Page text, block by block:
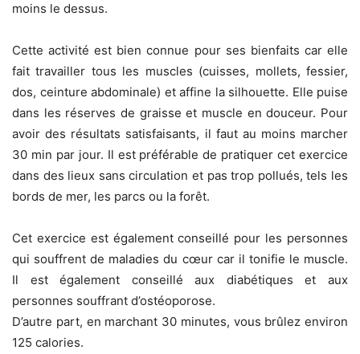
moins le dessus.
Cette activité est bien connue pour ses bienfaits car elle
fait travailler tous les muscles (cuisses, mollets, fessier,
dos, ceinture abdominale) et affine la silhouette. Elle puise
dans les réserves de graisse et muscle en douceur. Pour
avoir des résultats satisfaisants, il faut au moins marcher
30 min par jour. Il est préférable de pratiquer cet exercice
dans des lieux sans circulation et pas trop pollués, tels les
bords de mer, les parcs ou la forêt.
Cet exercice est également conseillé pour les personnes
qui souffrent de maladies du cœur car il tonifie le muscle.
Il est également conseillé aux diabétiques et aux
personnes souffrant d’ostéoporose.
D’autre part, en marchant 30 minutes, vous brûlez environ
125 calories.